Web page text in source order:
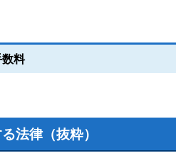
料
法律（抜粋）